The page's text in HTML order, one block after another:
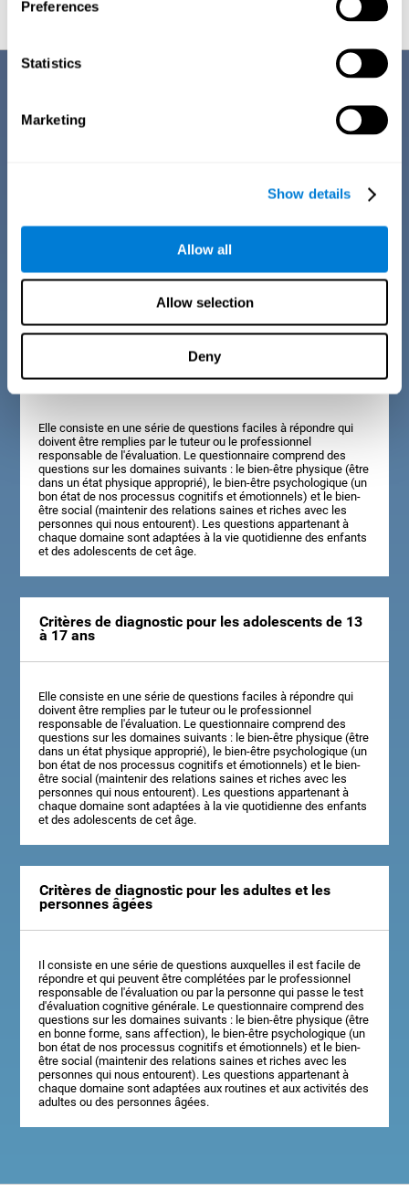
Preferences
Statistics
Marketing
Show details
Allow all
Allow selection
Deny
Description du questionnaire sur les
de symptômes et de signes. Ces indicateurs peuvent nous faire
conséquent, la première étape de la batterie d'évaluation CogniFit (CAB-
social de l'utilisateur, en fonction du segment d'âge.
LLes questions présentées ici sont similaires à celles que l'on peut
manière à pouvoir être comprises et répondues par tout un chacun.
Critères de diagnostic pour les enfants de 7 à 12
Elle consiste en une série de questions faciles à répondre qui
doivent être remplies par le tuteur ou le professionnel
responsable de l'évaluation. Le questionnaire comprend des
questions sur les domaines suivants : le bien-être physique (être
dans un état physique approprié), le bien-être psychologique (un
bon état de nos processus cognitifs et émotionnels) et le bien-
être social (maintenir des relations saines et riches avec les
personnes qui nous entourent). Les questions appartenant à
chaque domaine sont adaptées à la vie quotidienne des enfants
et des adolescents de cet âge.
Critères de diagnostic pour les adolescents de 13
à 17 ans
Elle consiste en une série de questions faciles à répondre qui
doivent être remplies par le tuteur ou le professionnel
responsable de l'évaluation. Le questionnaire comprend des
questions sur les domaines suivants : le bien-être physique (être
dans un état physique approprié), le bien-être psychologique (un
bon état de nos processus cognitifs et émotionnels) et le bien-
être social (maintenir des relations saines et riches avec les
personnes qui nous entourent). Les questions appartenant à
chaque domaine sont adaptées à la vie quotidienne des enfants
et des adolescents de cet âge.
Critères de diagnostic pour les adultes et les
personnes âgées
Il consiste en une série de questions auxquelles il est facile de
répondre et qui peuvent être complétées par le professionnel
responsable de l'évaluation ou par la personne qui passe le test
d'évaluation cognitive générale. Le questionnaire comprend des
questions sur les domaines suivants : le bien-être physique (être
en bonne forme, sans affection), le bien-être psychologique (un
bon état de nos processus cognitifs et émotionnels) et le bien-
être social (maintenir des relations saines et riches avec les
personnes qui nous entourent). Les questions appartenant à
chaque domaine sont adaptées aux routines et aux activités des
adultes ou des personnes âgées.